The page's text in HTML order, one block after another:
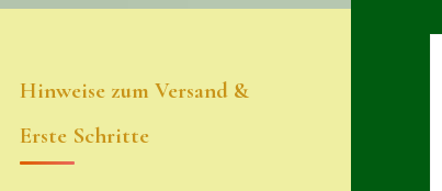
Hinweise zum Versand &
Erste Schritte